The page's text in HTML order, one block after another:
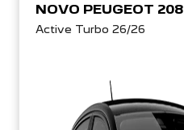
NOVO PEUGEOT 208
Active Turbo 26/26